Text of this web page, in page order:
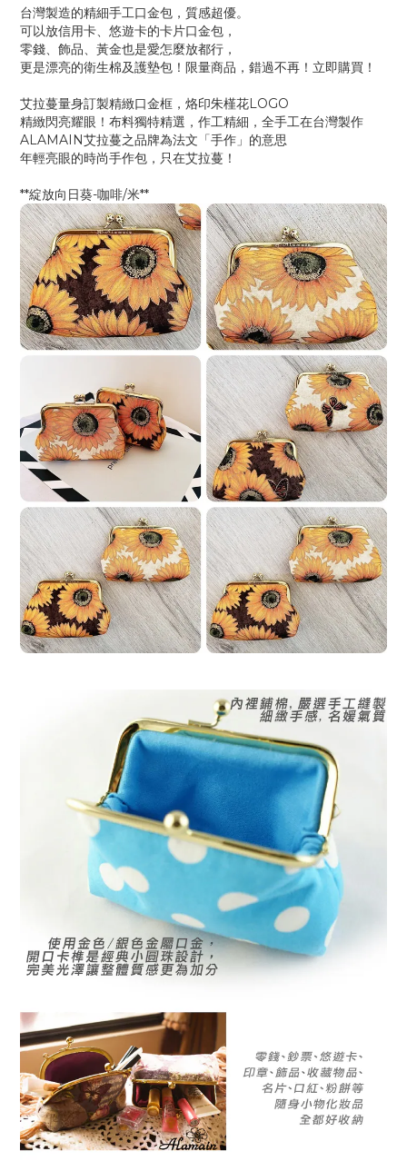
台灣製造的精細手工口金包，質感超優。
可以放信用卡、悠遊卡的卡片口金包，
零錢、飾品、黃金也是愛怎麼放都行，
更是漂亮的衛生棉及護墊包！限量商品，錯過不再！立即購買 ！
艾拉蔓量身訂製精緻口金框，烙印朱槿花LOGO
精緻閃亮耀眼！布料獨特精選，作工精細，全手工在台灣製作
ALAMAIN艾拉蔓之品牌為法文「手作」的意思
年輕亮眼的時尚手作包，只在艾拉蔓！
**綻放向日葵-咖啡/米**